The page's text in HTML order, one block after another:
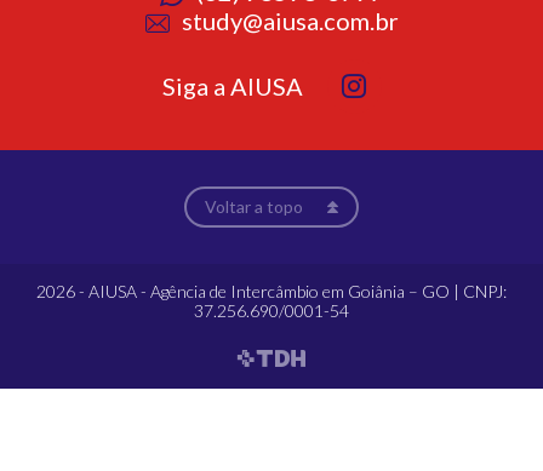
study@aiusa.com.br
Siga a AIUSA
Voltar a topo
2026 - AIUSA - Agência de Intercâmbio em Goiânia – GO | CNPJ:
37.256.690/0001-54